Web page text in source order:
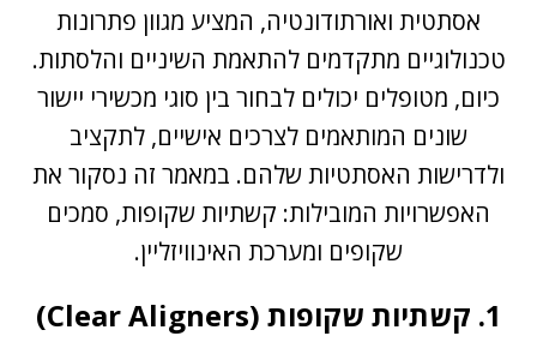
אסתטית ואורתודונטיה, המציע מגוון פתרונות
טכנולוגיים מתקדמים להתאמת השיניים והלסתות.
כיום, מטופלים יכולים לבחור בין סוגי מכשירי יישור
שונים המותאמים לצרכים אישיים, לתקציב
ולדרישות האסתטיות שלהם. במאמר זה נסקור את
האפשרויות המובילות: קשתיות שקופות, סמכים
שקופים ומערכת האינוויזליין.
1. קשתיות שקופות (Clear Aligners)